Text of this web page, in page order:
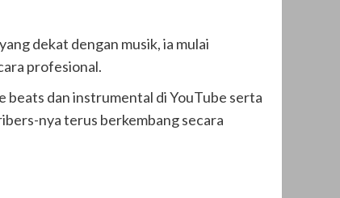
dekat dengan musik, ia mulai
profesional.
beats dan instrumental di YouTube serta
nya terus berkembang secara